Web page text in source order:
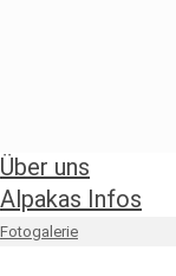
Über uns
Alpakas Infos
Fotogalerie